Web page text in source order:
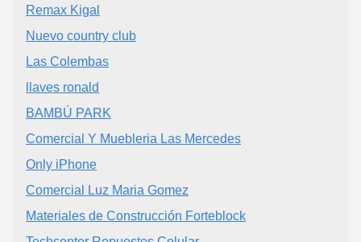
Remax Kigal
Nuevo country club
Las Colembas
llaves ronald
BAMBÚ PARK
Comercial Y Muebleria Las Mercedes
Only iPhone
Comercial Luz Maria Gomez
Materiales de Construcción Forteblock